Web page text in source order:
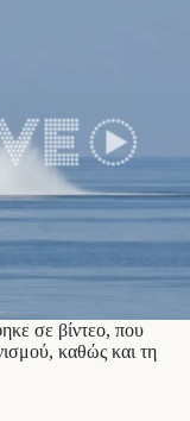
σε βίντεο, που
καθώς και τη